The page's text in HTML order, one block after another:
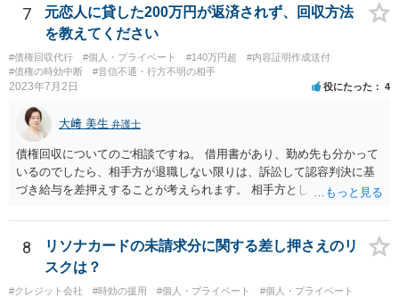
7
元恋人に貸した200万円が返済されず、回収方法
を教えてください
#債権回収代行 #個人・プライベート #140万円超
#内容証明作成送付
#債権の時効中断
#音信不通・行方不明の相手
2023年7月2日 役にたった 4
大﨑 美生 弁護士
債権回収についてのご相談ですね。 借用書があり、勤め先も分かって
いるのでしたら、相手方が退職しない限りは、訴訟して認容判決に基
づき給与を差押えすることが考えられます。 相手方としては上記のと
まとまる可能性もあると思います。 借用書などの記録をもって弁護士
にご相談されることをおすすめします。
8
リソナカードの未請求分に関する差し押さえのリ
スクは？
#クレジット会社 #時効の援用 #個人・プライベート
#個人・プライベート